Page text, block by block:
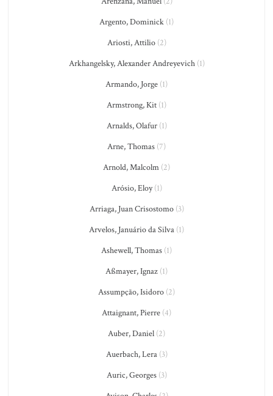
Argento, Dominick (1)
Ariosti, Attilio(2)
Arkhangelsky, Alexander Andreyevich(1)
Armando, Jorge (1)
Armstrong, Kit (1)
Arnalds, Olafur(1)
Arne, Thomas (7)
Arnold, Malcolm (2)
Arósio, Eloy(1)
Arriaga, Juan Crisostomo(3)
Arvelos, Januário da Silva (1)
Ashewell, Thomas (1)
Aßmayer, Ignaz (1)
Assumpção, Isidoro (2)
Attaignant, Pierre (4)
Auber, Daniel (2)
Auerbach, Lera(3)
Auric, Georges(3)